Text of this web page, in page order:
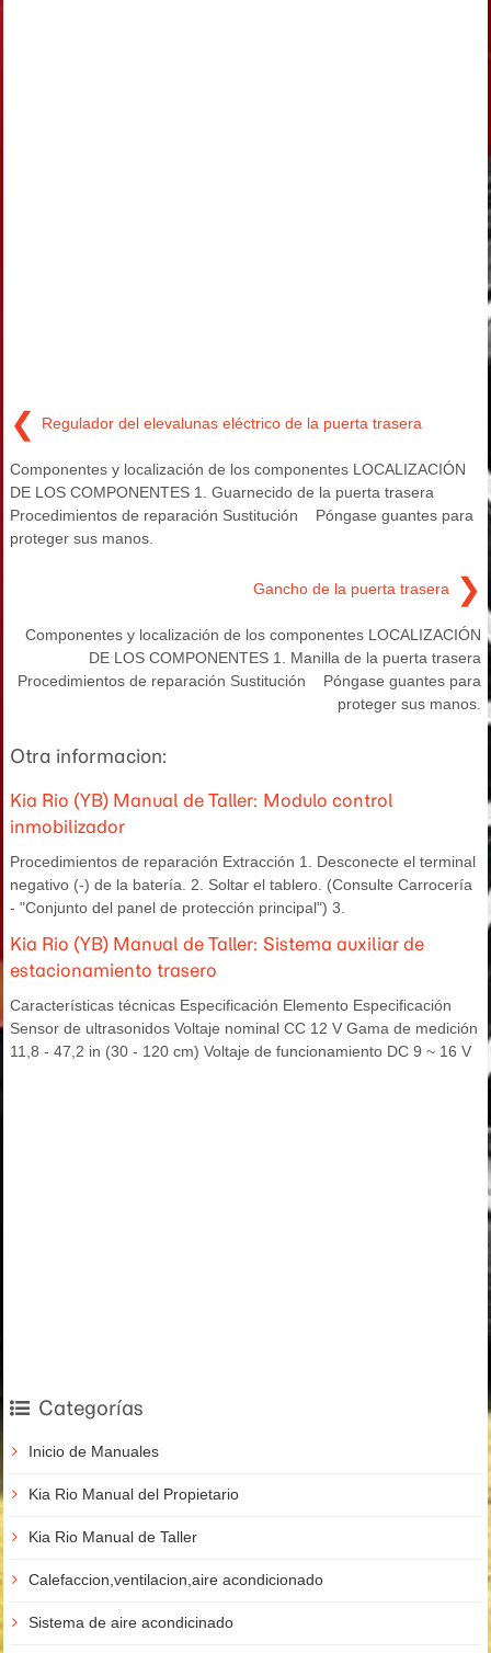
❮ Regulador del elevalunas eléctrico de la puerta trasera
Componentes y localización de los componentes LOCALIZACIÓN
DE LOS COMPONENTES 1. Guarnecido de la puerta trasera
Procedimientos de reparación Sustitución Póngase guantes para
proteger sus manos.
Gancho de la puerta trasera ❯
Componentes y localización de los componentes LOCALIZACIÓN
DE LOS COMPONENTES 1. Manilla de la puerta trasera
Procedimientos de reparación Sustitución Póngase guantes para
proteger sus manos.
Otra informacion:
Kia Rio (YB) Manual de Taller: Modulo control
inmobilizador
Procedimientos de reparación Extracción 1. Desconecte el terminal
negativo (-) de la batería. 2. Soltar el tablero. (Consulte Carrocería
- "Conjunto del panel de protección principal") 3.
Kia Rio (YB) Manual de Taller: Sistema auxiliar de
estacionamiento trasero
Características técnicas Especificación Elemento Especificación
Sensor de ultrasonidos Voltaje nominal CC 12 V Gama de medición
11,8 - 47,2 in (30 - 120 cm) Voltaje de funcionamiento DC 9 ~ 16 V
Categorías
Inicio de Manuales
Kia Rio Manual del Propietario
Kia Rio Manual de Taller
Calefaccion,ventilacion,aire acondicionado
Sistema de aire acondicinado